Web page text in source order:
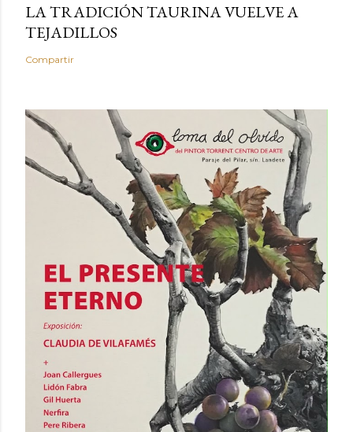
LA TRADICIÓN TAURINA VUELVE A
TEJADILLOS
Compartir